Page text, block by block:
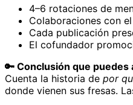
4–6 rotaciones de
Colaboraciones con
Cada publicación
El cofundador
🔑 Conclusión que puedes
Cuenta la historia de por
donde vienen sus fresas.